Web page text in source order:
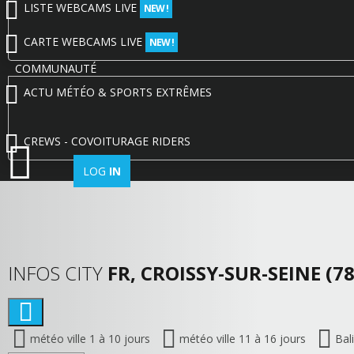
LISTE WEBCAMS LIVE NEW !
CARTE WEBCAMS LIVE NEW !
COMMUNAUTÉ
ACTU MÉTÉO & SPORTS EXTRÊMES
CREWS - COVOITURAGE RIDERS
LOG IN
INFOS CITY FR, CROISSY-SUR-SEINE
météo ville 1 à 10 jours météo ville 11 à 16 jours